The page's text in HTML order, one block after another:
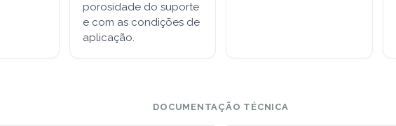
porosidade do suporte
e com as condições de
aplicação.
DOCUMENTAÇÃO TÉCNICA